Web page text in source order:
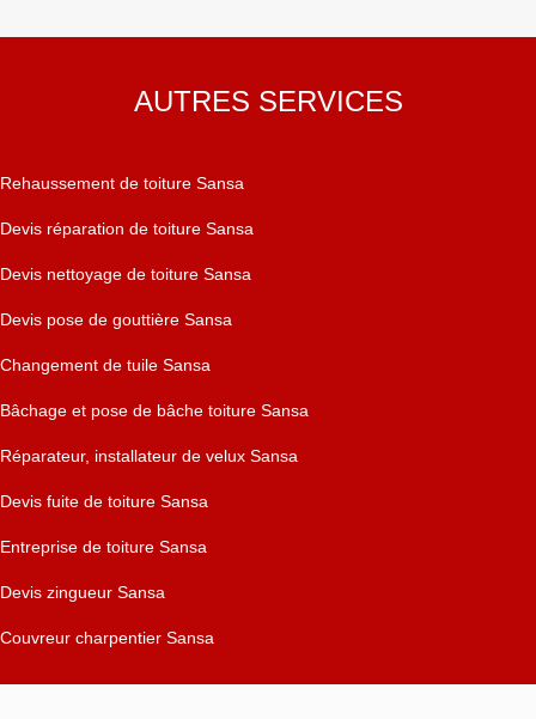
AUTRES SERVICES
Rehaussement de toiture Sansa
Devis réparation de toiture Sansa
Devis nettoyage de toiture Sansa
Devis pose de gouttière Sansa
Changement de tuile Sansa
Bâchage et pose de bâche toiture Sansa
Réparateur, installateur de velux Sansa
Devis fuite de toiture Sansa
Entreprise de toiture Sansa
Devis zingueur Sansa
Couvreur charpentier Sansa